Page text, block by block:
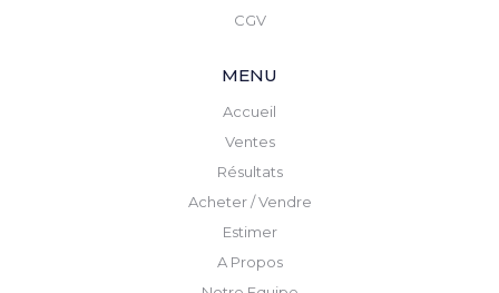
CGV
MENU
Accueil
Ventes
Résultats
Acheter / Vendre
Estimer
A Propos